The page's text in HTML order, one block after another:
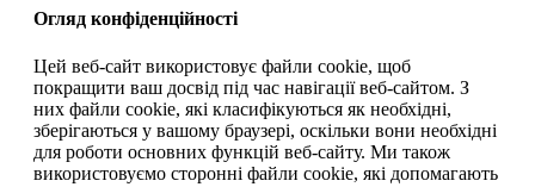
Огляд конфіденційності
Цей веб-сайт використовує файли cookie, щоб
покращити ваш досвід під час навігації веб-сайтом. З
них файли cookie, які класифікуються як необхідні,
зберігаються у вашому браузері, оскільки вони необхідні
для роботи основних функцій веб-сайту. Ми також
використовуємо сторонні файли cookie, які допомагають